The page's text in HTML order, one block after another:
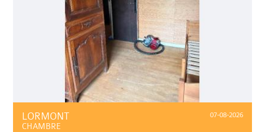
07-08-2026
LORMONT
CHAMBRE